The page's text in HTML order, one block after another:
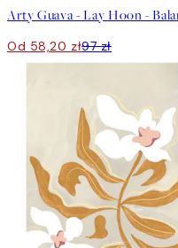
Od 58,20 zł97 zł